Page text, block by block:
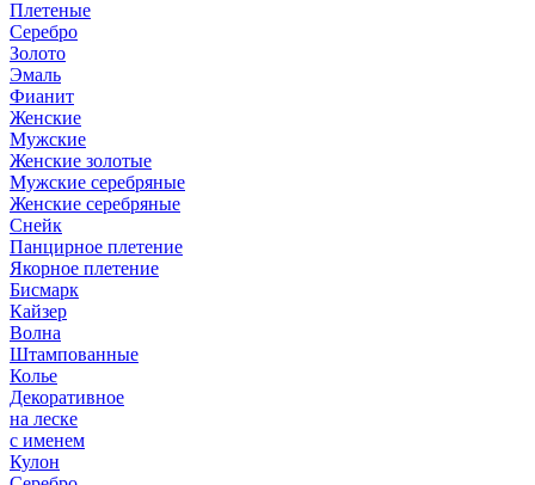
Плетеные
Серебро
Золото
Эмаль
Фианит
Женские
Мужские
Женские золотые
Мужские серебряные
Женские серебряные
Снейк
Панцирное плетение
Якорное плетение
Бисмарк
Кайзер
Волна
Штампованные
Колье
Декоративное
на леске
с именем
Кулон